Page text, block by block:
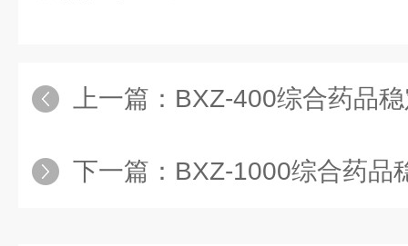
上一篇： BXZ-400综合药品
下一篇： BXZ-1000综合药品